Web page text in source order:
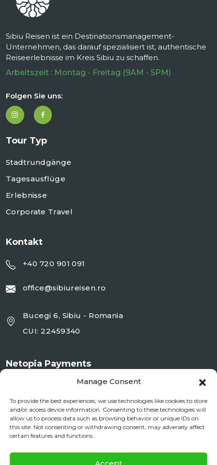
Manage Consent
To provide the best experiences, we use technologies like cookies to store
and/or access device information. Consenting to these technologies will
allow us to process data such as browsing behavior or unique IDs on
this site. Not consenting or withdrawing consent, may adversely affect
certain features and functions.
Accept
Sibiu Reisen ist ein Destinationsmanagement-
Unternehmen, das darauf spezialisiert ist, authentische
Reiseerlebnisse im Kreis Sibiu zu schaffen.
Arbeitszeit : Montag - Freitag (9AM - 5PM)
Folgen Sie uns:
Tour Typ
Stadtrundgänge
Tagesausflüge
Erlebnisse
Corporate Travel
Kontakt
+40 720 901 091
office@sibiureisen.ro
Bucegi 6, Sibiu - Romania
CUI: 22459340
Netopia Payments
Documente si Informații Legale ✕